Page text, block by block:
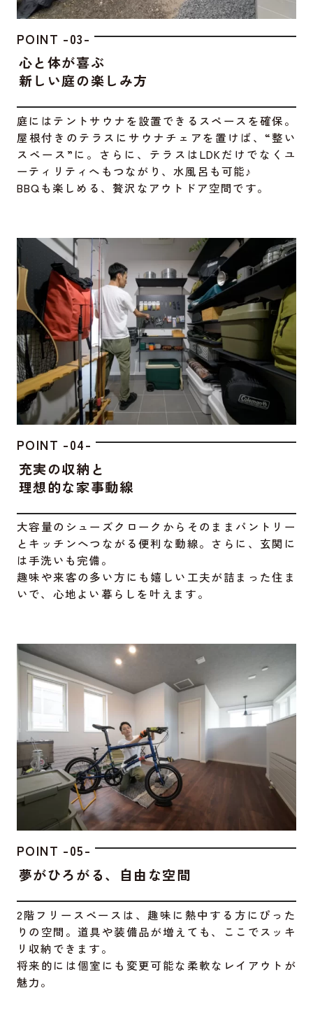
POINT -03-
心と体が喜ぶ
新しい庭の楽しみ方
庭にはテントサウナを設置できるスペースを確保。
屋根付きのテラスにサウナチェアを置けば、“整い
スペース”に。さらに、テラスはLDKだけでなくユ
ーティリティへもつながり、水風呂も可能♪
BBQも楽しめる、贅沢なアウトドア空間です。
POINT -04-
充実の収納と
理想的な家事動線
大容量のシューズクロークからそのままパントリー
とキッチンへつながる便利な動線。さらに、玄関に
は手洗いも完備。
趣味や来客の多い方にも嬉しい工夫が詰まった住ま
いで、心地よい暮らしを叶えます。
POINT -05-
夢がひろがる、自由な空間
2階フリースペースは、趣味に熱中する方にぴった
りの空間。道具や装備品が増えても、ここでスッキ
リ収納できます。
将来的には個室にも変更可能な柔軟なレイアウトが
魅力。